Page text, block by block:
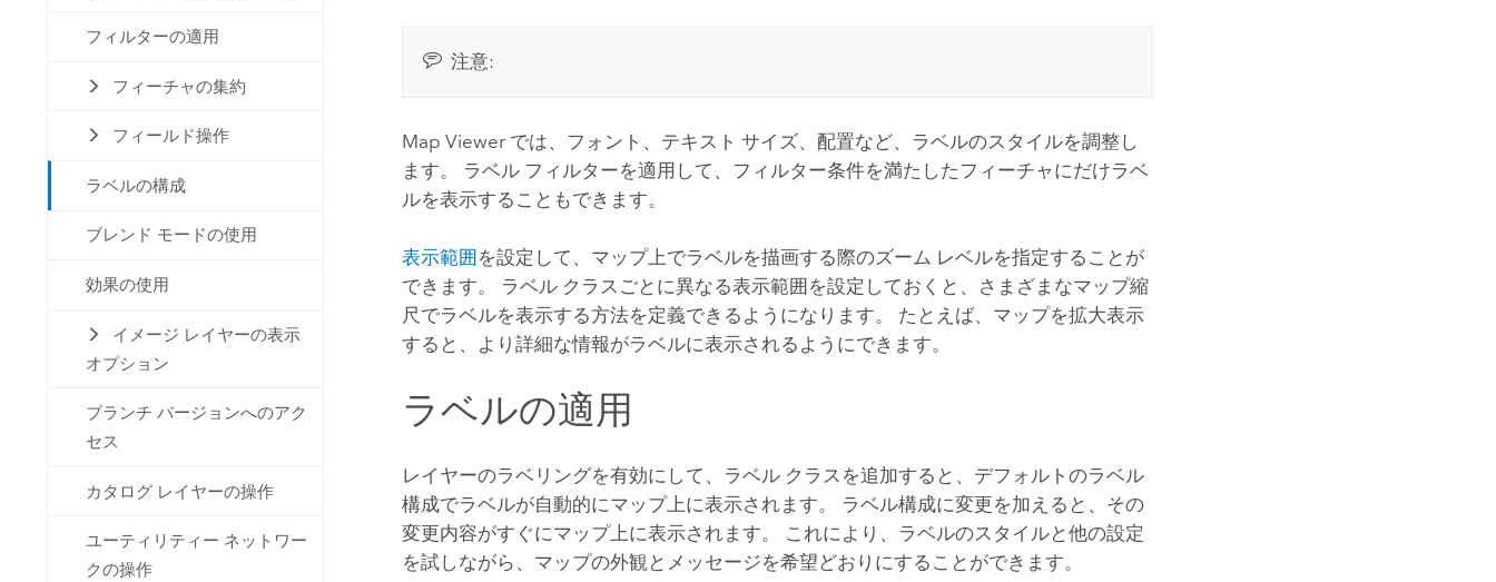
フィルターの適用
フィーチャの集約
フィールド操作
ラベルの構成
ブレンド モードの使用
効果の使用
イメージ レイヤーの表示
オプション
ブランチ バージョンへのアク
セス
カタログ レイヤーの操作
ユーティリティー ネットワー
クの操作
注意:
Map Viewer では、フォント、テキスト サイズ、配置など、ラベルのスタイルを調整し
ます。 ラベル フィルターを適用して、フィルター条件を満たしたフィーチャにだけラベ
ルを表示することもできます。
表示範囲 を設定して、マップ上でラベルを描画する際のズーム レベルを指定することが
できます。 ラベル クラスごとに異なる表示範囲を設定しておくと、さまざまなマップ縮
尺でラベルを表示する方法を定義できるようになります。 たとえば、マップを拡大表示
すると、より詳細な情報がラベルに表示されるようにできます。
ラベルの適用
レイヤーのラベリングを有効にして、ラベル クラスを追加すると、デフォルトのラベル
構成でラベルが自動的にマップ上に表示されます。 ラベル構成に変更を加えると、その
変更内容がすぐにマップ上に表示されます。 これにより、ラベルのスタイルと他の設定
を試しながら、マップの外観とメッセージを希望どおりにすることができます。